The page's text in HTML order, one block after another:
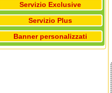
Servizio Exclusive
Servizio Plus
Banner personalizzati